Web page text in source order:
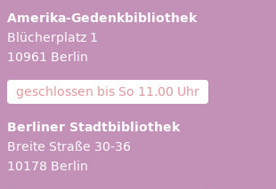
Amerika-Gedenkbibliothek
Blücherplatz 1
10961 Berlin
geschlossen bis So 11.00 Uhr
Berliner Stadtbibliothek
Breite Straße 30-36
10178 Berlin